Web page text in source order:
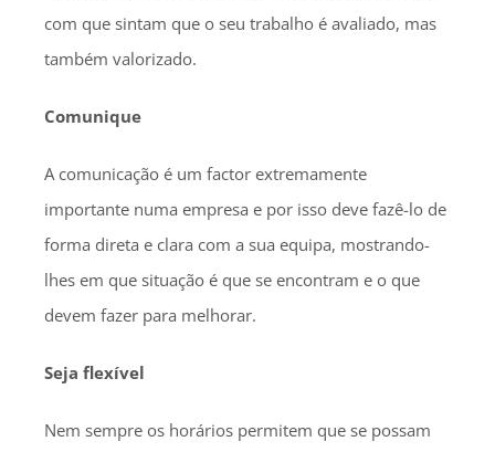
com que sintam que o seu trabalho é avaliado, mas
também valorizado.
Comunique
A comunicação é um factor extremamente
importante numa empresa e por isso deve fazê-lo de
forma direta e clara com a sua equipa, mostrando-
lhes em que situação é que se encontram e o que
devem fazer para melhorar.
Seja flexível
Nem sempre os horários permitem que se possam